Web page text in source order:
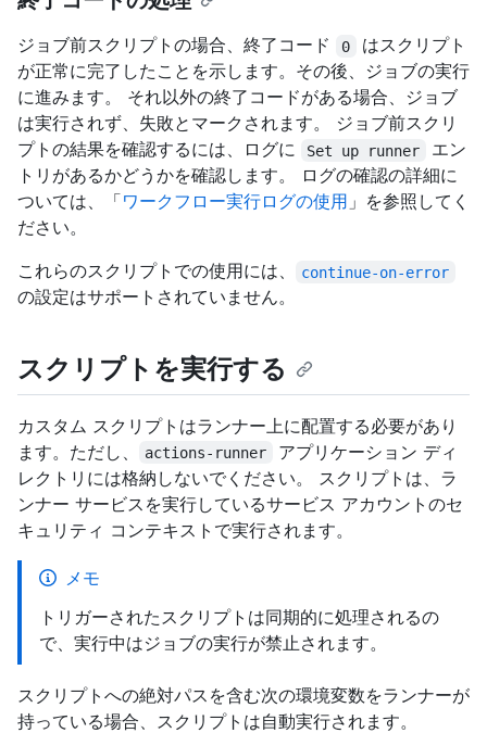
ジョブ前スクリプトの場合、終了コード 0
はスクリプト
が正常に完了したことを示します。その後、ジョブの実行
に進みます。 それ以外の終了コードがある場合、ジョブ
は実行されず、失敗とマークされます。 ジョブ前スクリ
プトの結果を確認するには、ログに
Set up runner
エン
トリがあるかどうかを確認します。 ログの確認の詳細に
ついては、「ワークフロー実行ログの使用 」を参照してく
ださい。
これらのスクリプトでの使用には、
continue-on-error
の設定はサポートされていません。
スクリプトを実行する
カスタム スクリプトはランナー上に配置する必要があり
ます。ただし、
actions-runner
アプリケーション ディ
レクトリには格納しないでください。 スクリプトは、ラ
ンナー サービスを実行しているサービス アカウントのセ
キュリティ コンテキストで実行されます。
メモ
トリガーされたスクリプトは同期的に処理されるの
で、実行中はジョブの実行が禁止されます。
スクリプトへの絶対パスを含む次の環境変数をランナーが
持っている場合、スクリプトは自動実行されます。